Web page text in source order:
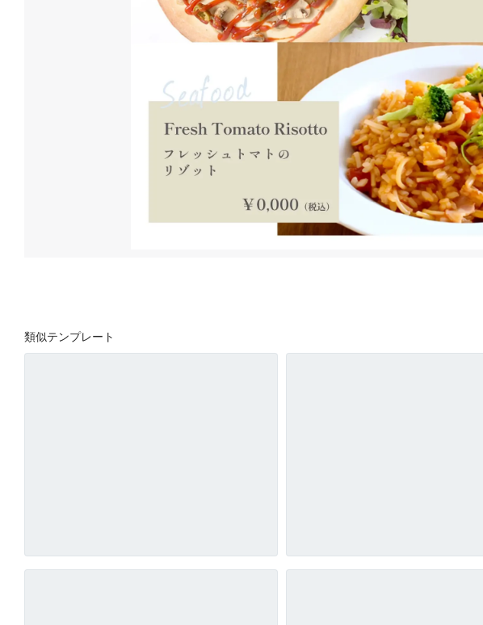
類似テンプレート